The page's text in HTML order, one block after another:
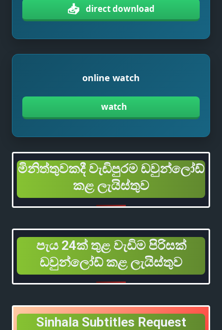
📥 direct download
online watch
watch
මිනිත්තුවකදී වැඩිපුරම ඩවුන්ලෝඩ්
කළ ලැයිස්තුව
පැය 24ක් තුළ වැඩිම පිරිසක්
ඩවුන්ලෝඩ් කළ ලැයිස්තුව
Sinhala Subtitles Request